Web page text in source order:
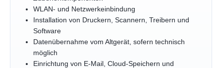
WLAN- und Netzwerkeinbindung
Installation von Druckern, Scannern, Treibern und
Software
Datenübernahme vom Altgerät, sofern technisch
möglich
Einrichtung von E-Mail, Cloud-Speichern und